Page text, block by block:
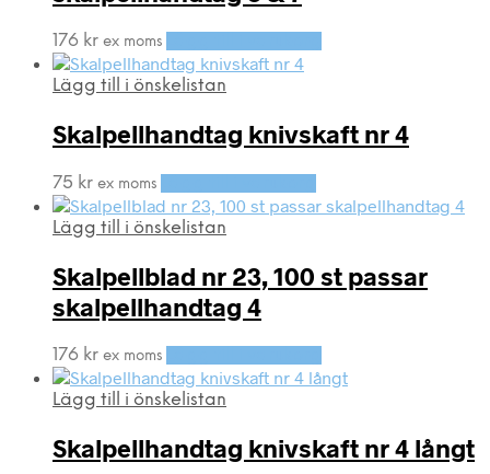
176 kr ex moms
Lägg till i önskelistan
Skalpellhandtag knivskaft nr 4
75 kr ex moms
Lägg till i önskelistan
Skalpellblad nr 23, 100 st passar
skalpellhandtag 4
176 kr ex moms
Lägg till i önskelistan
Skalpellhandtag knivskaft nr 4 långt